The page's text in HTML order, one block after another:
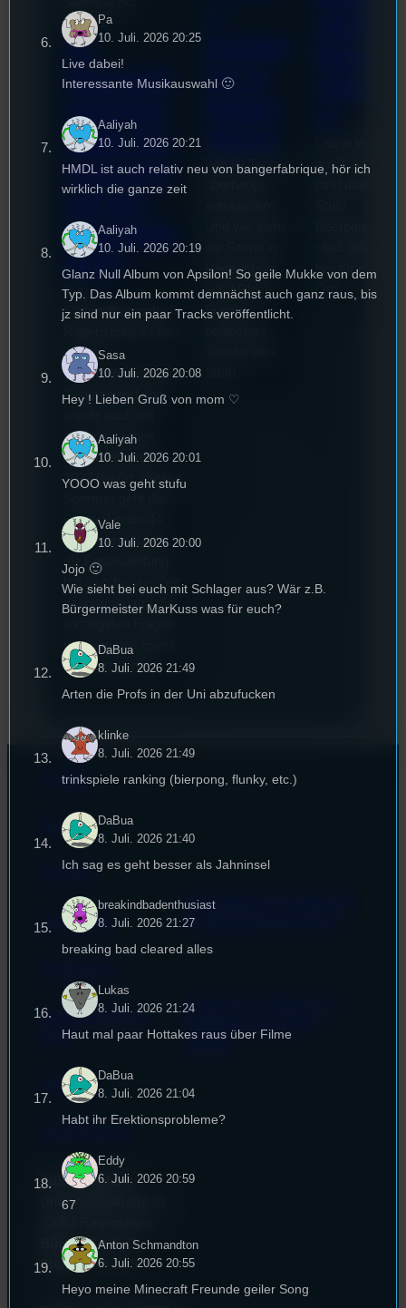
Nguyen
44.
Stummfil
mwoche
2026: Ein
Interview
mit der
Festivalle
iterin
Die
Stummfilmwoche in
älteste
Stummfilmfestivals
Deutschland und
dem deutschen
Stummfilmpreis
2022 gekürt. Diesen
Festival in die 44.
Runde und Nicole,
die Festivalleitung,
hat sich für uns Zeit
genommen um die
rund um das Event
zu beantworten.
ive in
Wie ist Techno
Regensburg
aus? Diese
Fragen
am 7.Juli 2026
live für euch
Ort!
Kontakt
FAQ
Satzung
Impressum
Cookie-Richtlinie
(EU)
Empfang
Unterstützt vom Lehrstuhl
für Medienwissenschaft
Powered by Airtime.pro –
Studentenfunk
Universitätsstraße 31
Büro:PT 4.0.73
Studio:SH 1.39
Pa
10. Juli. 2026 20:25
Live dabei!
Interessante Musikauswahl 🙂
Aaliyah
10. Juli. 2026 20:21
HMDL ist auch relativ neu von bangerfabrique, hör ich
wirklich die ganze zeit
Aaliyah
10. Juli. 2026 20:19
Glanz Null Album von Apsilon! So geile Mukke von dem
Typ. Das Album kommt demnächst auch ganz raus, bis
jz sind nur ein paar Tracks veröffentlicht.
Sasa
10. Juli. 2026 20:08
Hey ! Lieben Gruß von mom ♡
Aaliyah
10. Juli. 2026 20:01
YOOO was geht stufu
Vale
10. Juli. 2026 20:00
Jojo 🙂
Wie sieht bei euch mit Schlager aus? Wär z.B.
Bürgermeister MarKuss was für euch?
DaBua
8. Juli. 2026 21:49
Arten die Profs in der Uni abzufucken
klinke
8. Juli. 2026 21:49
trinkspiele ranking (bierpong, flunky, etc.)
DaBua
8. Juli. 2026 21:40
Ich sag es geht besser als Jahninsel
breakindbadenthusiast
8. Juli. 2026 21:27
breaking bad cleared alles
Lukas
8. Juli. 2026 21:24
Haut mal paar Hottakes raus über Filme
DaBua
8. Juli. 2026 21:04
Habt ihr Erektionsprobleme?
Eddy
6. Juli. 2026 20:59
67
Anton Schmandton
6. Juli. 2026 20:55
Heyo meine Minecraft Freunde geiler Song